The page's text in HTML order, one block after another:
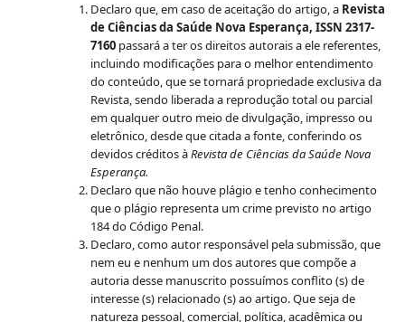
Declaro que, em caso de aceitação do artigo, a Revista
de Ciências da Saúde Nova Esperança, ISSN 2317-
7160passará a ter os direitos autorais a ele referentes,
incluindo modificações para o melhor entendimento
do conteúdo, que se tornará propriedade exclusiva da
Revista, sendo liberada a reprodução total ou parcial
em qualquer outro meio de divulgação, impresso ou
eletrônico, desde que citada a fonte, conferindo os
devidos créditos àRevista de Ciências da Saúde Nova
Esperança.
Declaro que não houve plágio e tenho conhecimento
que o plágio representa um crime previsto no artigo
184 do Código Penal.
Declaro, como autor responsável pela submissão, que
nem eu e nenhum um dos autores que compõe a
autoria desse manuscrito possuímos conflito (s) de
interesse (s) relacionado (s) ao artigo. Que seja de
natureza pessoal, comercial, política, acadêmica ou